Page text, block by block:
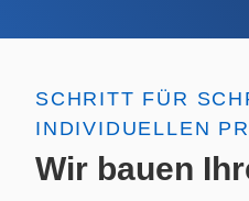
SCHRITT FÜR
INDIVIDUELLEN
Wir bauen